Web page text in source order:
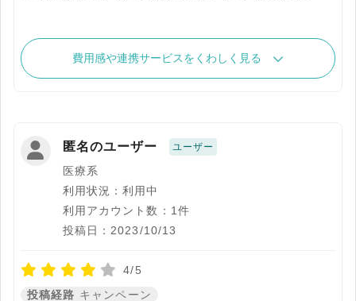
費用感や連携サービスをくわしく見る
匿名のユーザー ユーザー
医療系
利用状況：利用中
利用アカウント数：1件
投稿日：2023/10/13
4/5
投稿経路 キャンペーン